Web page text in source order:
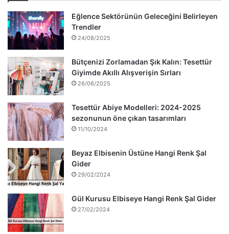
Eğlence Sektörünün Geleceğini Belirleyen
Trendler
24/08/2025
Bütçenizi Zorlamadan Şık Kalın: Tesettür
Giyimde Akıllı Alışverişin Sırları
26/06/2025
Tesettür Abiye Modelleri: 2024-2025
sezonunun öne çıkan tasarımları
11/10/2024
Beyaz Elbisenin Üstüne Hangi Renk Şal
Gider
29/02/2024
Gül Kurusu Elbiseye Hangi Renk Şal Gider
27/02/2024